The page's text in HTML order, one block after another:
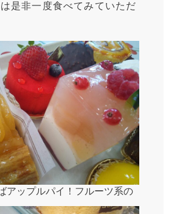
是非一度食べてみていただ
アップルパイ！フルーツ系の